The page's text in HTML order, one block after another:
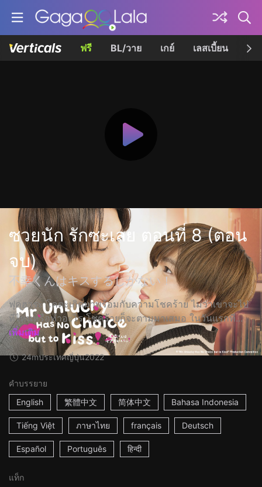
ฟรี BL/วาย เกย์ เลสเบี้ยน เค
ซวยนัก รักซะเลย ตอนที่ 8 (ตอน
จบ)
不幸くんはキスするしかない！
ฟุคุฮาระ โคตะเกิดมาพร้อมกับความโชคร้าย ไม่ว่าเขาจะไป
ที่ไหนหรือทำอะไร โชคร้ายก็จะตามมาเสมอ ในวันแรกที...
เพิ่มเติม
24mประเทศญี่ปุ่น2022
คำบรรยาย
English
繁體中文 简体中文 Bahasa Indonesia
Tiếng Việt ภาษาไทย français Deutsch
Español Português हिन्दी
แท็ก